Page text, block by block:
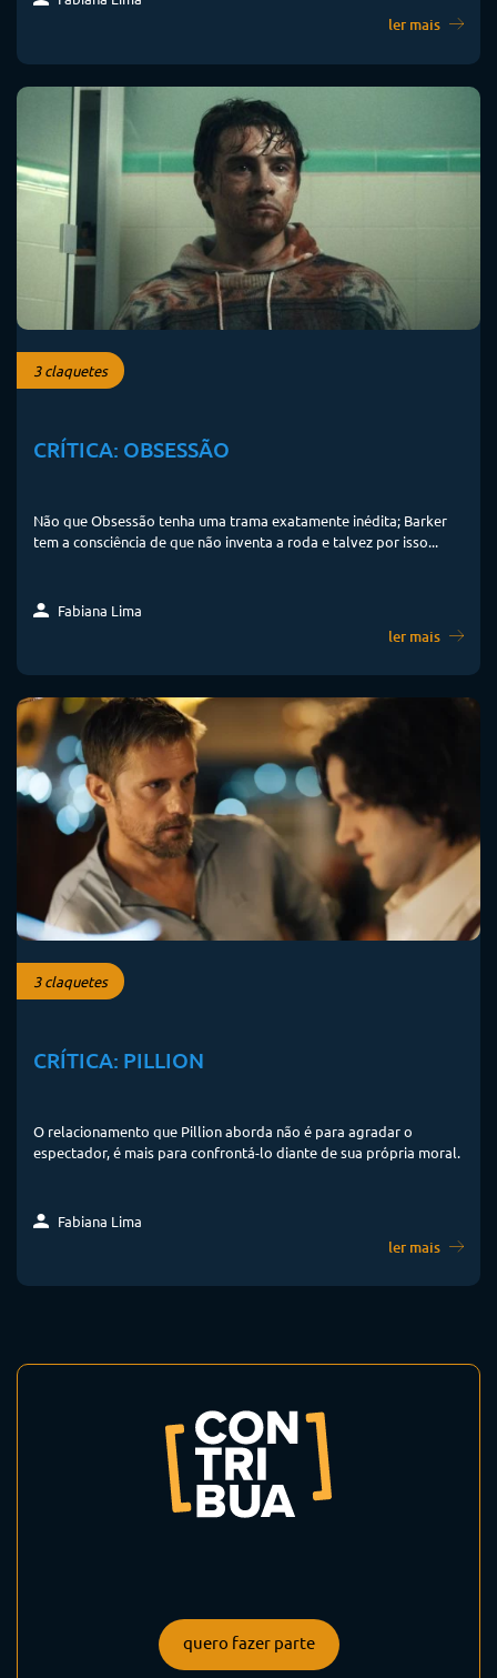
ler mais
3 claquetes
CRÍTICA: OBSESSÃO
Não que Obsessão tenha uma trama exatamente inédita; Barker
tem a consciência de que não inventa a roda e talvez por isso...
Fabiana Lima
ler mais
3 claquetes
CRÍTICA: PILLION
O relacionamento que Pillion aborda não é para agradar o
espectador, é mais para confrontá-lo diante de sua própria moral.
Fabiana Lima
ler mais
quero fazer parte